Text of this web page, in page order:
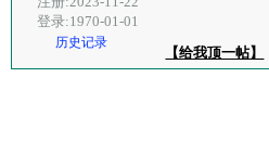
登录:1970-01-01
历史记录
【给我顶一帖】